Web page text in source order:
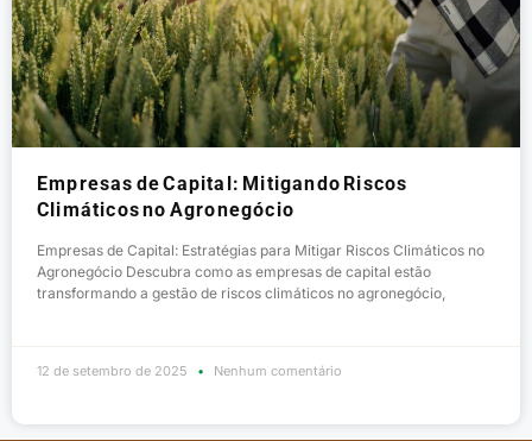
Empresas de Capital: Mitigando Riscos
Climáticos no Agronegócio
Empresas de Capital: Estratégias para Mitigar Riscos Climáticos no
Agronegócio Descubra como as empresas de capital estão
transformando a gestão de riscos climáticos no agronegócio,
12 de setembro de 2025 Nenhum comentário